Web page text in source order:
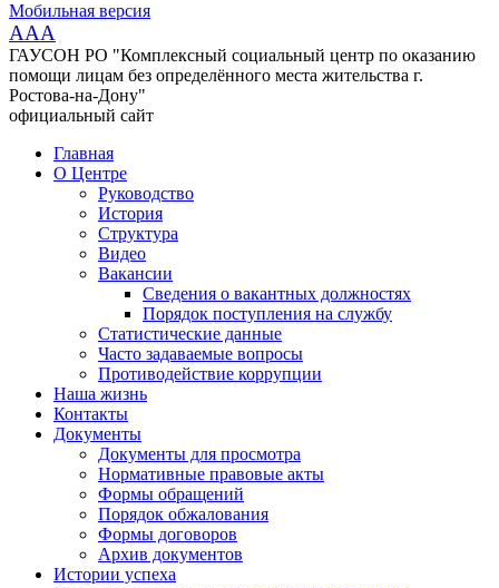
Мобильная версия
AAA
ГАУСОН РО "Комплексный социальный центр по оказанию
помощи лицам без определённого места жительства г.
Ростова-на-Дону"
официальный сайт
Главная
О Центре
Руководство
История
Структура
Видео
Вакансии
Сведения о вакантных должностях
Порядок поступления на службу
Статистические данные
Часто задаваемые вопросы
Противодействие коррупции
Наша жизнь
Контакты
Документы
Документы для просмотра
Нормативные правовые акты
Формы обращений
Порядок обжалования
Формы договоров
Архив документов
Истории успеха